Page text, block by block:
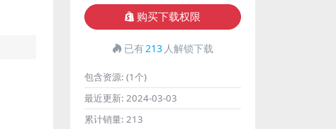
购买下载权限
已有213 人解锁下载
包含资源: (1个)
最近更新: 2024-03-03
累计销量: 213